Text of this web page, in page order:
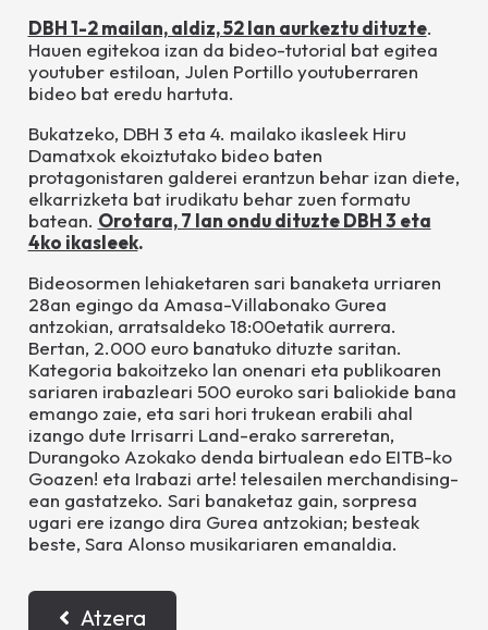
DBH 1-2 mailan, aldiz, 52 lan aurkeztu dituzte.
Hauen egitekoa izan da bideo-tutorial bat egitea
youtuber estiloan, Julen Portillo youtuberraren
bideo bat eredu hartuta.
Bukatzeko, DBH 3 eta 4. mailako ikasleek Hiru
Damatxok ekoiztutako bideo baten
protagonistaren galderei erantzun behar izan diete,
elkarrizketa bat irudikatu behar zuen formatu
batean. Orotara, 7 lan ondu dituzte DBH 3 eta
4ko ikasleek.
Bideosormen lehiaketaren sari banaketa urriaren
28an egingo da Amasa-Villabonako Gurea
antzokian, arratsaldeko 18:00etatik aurrera.
Bertan, 2.000 euro banatuko dituzte saritan.
Kategoria bakoitzeko lan onenari eta publikoaren
sariaren irabazleari 500 euroko sari baliokide bana
emango zaie, eta sari hori trukean erabili ahal
izango dute Irrisarri Land-erako sarreretan,
Durangoko Azokako denda birtualean edo EITB-ko
Goazen! eta Irabazi arte! telesailen merchandising-
ean gastatzeko. Sari banaketaz gain, sorpresa
ugari ere izango dira Gurea antzokian; besteak
beste, Sara Alonso musikariaren emanaldia.
Atzera